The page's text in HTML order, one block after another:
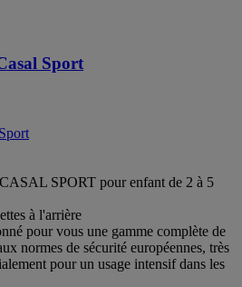
Sport
SPORT pour enfant de 2 à 5
à l'arrière
pour vous une gamme complète de
normes de sécurité européennes, très
pour un usage intensif dans les